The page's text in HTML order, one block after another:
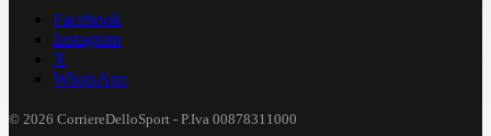
Facebook
Instagram
X
WhatsApp
© 2026 CorriereDelloSport - P.Iva 00878311000